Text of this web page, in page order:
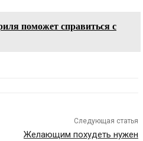
поможет справиться с
Следующая статья
Желающим похудеть нужен